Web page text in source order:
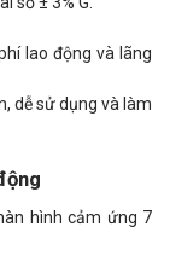
lao động và lãng
dễ sử dụng và làm
hình cảm ứng 7